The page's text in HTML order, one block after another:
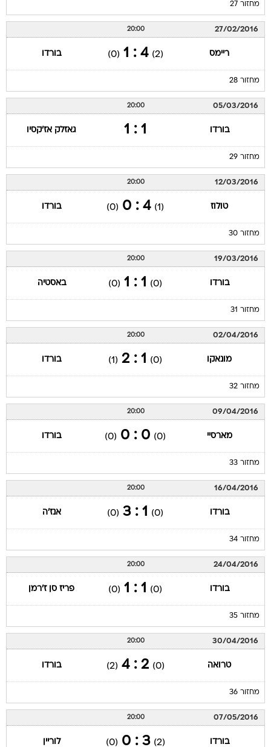
מחזור 27
27/02/2016
20:00
ריימס (2)
4 : 1
(0) בורדו
מחזור 28
05/03/2016
20:00
בורדו 1 : 1 גאזלק אז'קסיו
מחזור 29
12/03/2016
20:00
טולוז (1)
4 : 0
(0) בורדו
מחזור 30
19/03/2016
20:00
בורדו (0)
1 : 1
(0) באסטיה
מחזור 31
02/04/2016
20:00
מונאקו (0)
1 : 2
(1) בורדו
מחזור 32
09/04/2016
20:00
מארסיי (0)
0 : 0
(0) בורדו
מחזור 33
16/04/2016
20:00
בורדו (0)
1 : 3
(0) אנז'ה
מחזור 34
24/04/2016
20:00
בורדו (0)
1 : 1
(0) פריז סן ז'רמן
מחזור 35
30/04/2016
20:00
טרואה (0)
2 : 4
(2) בורדו
מחזור 36
07/05/2016
20:00
בורדו (2)
3 : 0
(0) לוריין